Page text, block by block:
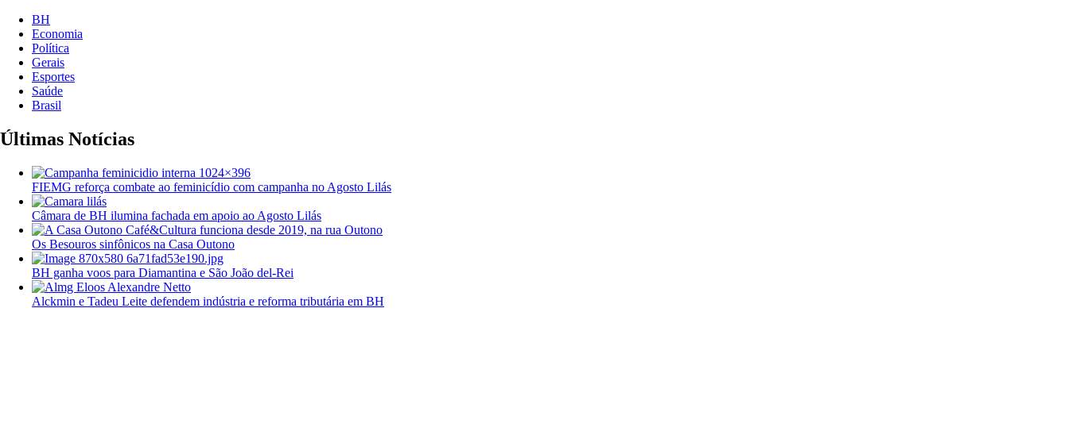
BH
Economia
Política
Gerais
Esportes
Saúde
Brasil
Últimas Notícias
FIEMG reforça combate ao feminicídio com campanha no Agosto Lilás
Câmara de BH ilumina fachada em apoio ao Agosto Lilás
Os Besouros sinfônicos na Casa Outono
BH ganha voos para Diamantina e São João del-Rei
Alckmin e Tadeu Leite defendem indústria e reforma tributária em BH